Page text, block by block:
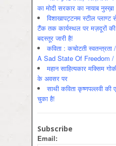
का मोदी सरकार का नायाब नुस्ख़ा
विशाखापट्टनम स्टील
टैंक तक कार्यस्थल पर मज़दूरों की
बदस्तूर जारी है!
कविता : कचोटती
A Sad State Of Freedom
महान साहित्यकार मक्सिम
के अवसर पर
साथी कविता कृष्णपल्लवी की
चुका है!
Subscribe
Email: